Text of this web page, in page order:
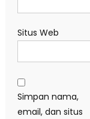
Situs Web
Simpan nama,
email, dan situs